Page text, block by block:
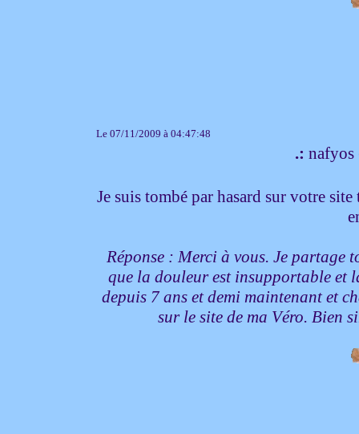
Le 07/11/2009 à 04:47:48
.: nafyos
Je suis tombé par hasard sur votre
Réponse : Merci à vous. Je
que la douleur est insupportable et
depuis 7 ans et demi maintenant et
sur le site de ma Véro. Bien